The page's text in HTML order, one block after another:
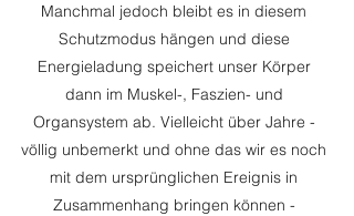
Manchmal jedoch bleibt es in diesem
Schutzmodus hängen und diese
Energieladung speichert unser Körper
dann im Muskel-, Faszien- und
Organsystem ab. Vielleicht über Jahre -
völlig unbemerkt und ohne das wir es noch
mit dem ursprünglichen Ereignis in
Zusammenhang bringen können -